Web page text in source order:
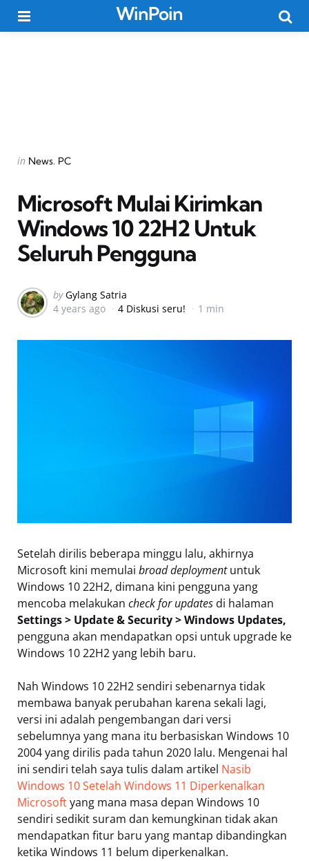
WinPoin
Categories
Posted
in News PC
Microsoft Mulai Kirimkan
Windows 10 22H2 Untuk
Seluruh Pengguna
Posted
by
by Gylang Satria
4 years ago
4 Diskusi seru! 1 min
Setelah dirilis beberapa minggu lalu, akhirnya
Microsoft kini memulai broad deploymentuntuk
Windows 10 22H2, dimana kini pengguna yang
mencoba melakukan check for updates di halaman
Settings > Update & Security > Windows Updates,
pengguna akan mendapatkan opsi untuk upgrade ke
Windows 10 22H2 yang lebih baru.
Nah Windows 10 22H2 sendiri sebenarnya tidak
membawa banyak perubahan karena sekali lagi,
versi ini adalah pengembangan dari versi
sebelumnya yang mana itu berbasiskan Windows 10
2004 yang dirilis pada tahun 2020 lalu. Mengenai hal
ini sendiri telah saya tulis dalam artikel Nasib
Windows 10 Setelah Windows 11 Diperkenalkan
Microsoftyang mana masa depan Windows 10
sendiri sedikit suram dan kemungkinan tidak akan
mendapatkan fitur baru yang mantap dibandingkan
ketika Windows 11 belum diperkenalkan.